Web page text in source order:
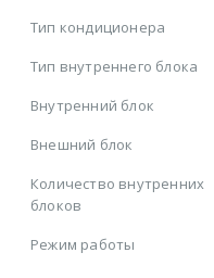
Тип кондиционера
Тип внутреннего блока
Внутренний блок
Внешний блок
Количество внутренних
блоков
Режим работы